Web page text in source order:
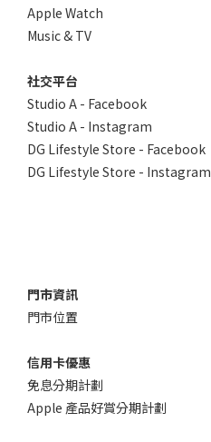
Apple Watch
Music & TV
社交平台
Studio A - Facebook
Studio A - Instagram
DG Lifestyle Store - Facebook
DG Lifestyle Store - Instagram
門市資訊
門市位置
信用卡優惠
免息分期計劃
Apple 產品好賞分期計劃